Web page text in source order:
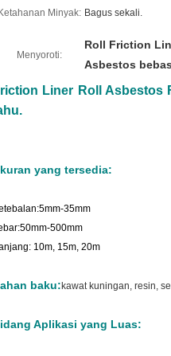
Ketahanan Minyak: Bagus sekali.
Menyoroti:
Roll Friction
Asbestos
Liner Roll Asbestos
yang tersedia:
35mm
500mm
10m, 15m, 20m
baku: kawat kuningan, resin,
Aplikasi yang Luas: